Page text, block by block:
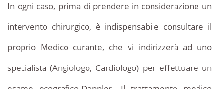
In ogni caso, prima di prendere in considerazione un
intervento chirurgico, è indispensabile consultare il
proprio Medico curante, che vi indirizzerà ad uno
specialista (Angiologo, Cardiologo) per effettuare un